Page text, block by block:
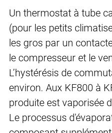
Un thermostat à tube
(pour les petits
les gros par un
le compresseur et le
L’hystérésis de
environ. Aux KF800 à
produite est vaporisée
Le processus